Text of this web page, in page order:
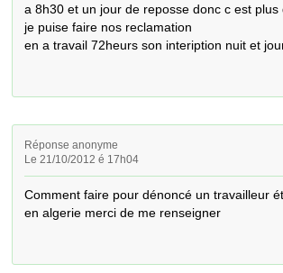
a 8h30 et un jour de reposse donc c est plus
je puise faire nos reclamation
en a travail 72heurs son inteription nuit et
Réponse anonyme
Le 21/10/2012 é 17h04
Comment faire pour dénoncé un travailleur
en algerie merci de me renseigner